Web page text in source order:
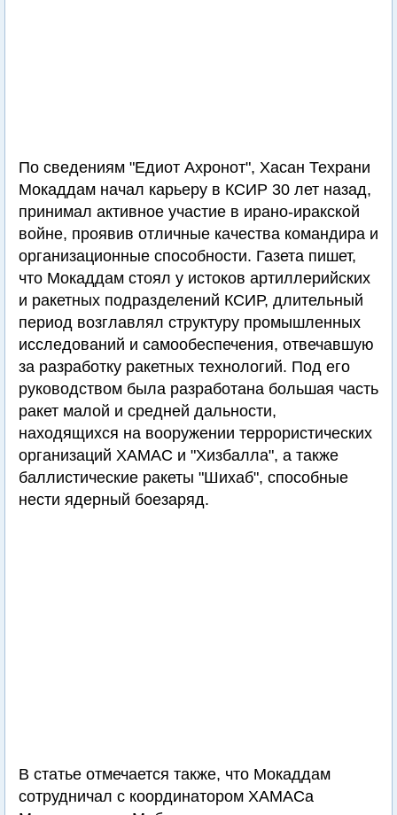
По сведениям "Едиот Ахронот", Хасан Техрани
Мокаддам начал карьеру в КСИР 30 лет назад,
принимал активное участие в ирано-иракской
войне, проявив отличные качества командира и
организационные способности. Газета пишет,
что Мокаддам стоял у истоков артиллерийских
и ракетных подразделений КСИР, длительный
период возглавлял структуру промышленных
исследований и самообеспечения, отвечавшую
за разработку ракетных технологий. Под его
руководством была разработана большая часть
ракет малой и средней дальности,
находящихся на вооружении террористических
организаций ХАМАС и "Хизбалла", а также
баллистические ракеты "Шихаб", способные
нести ядерный боезаряд.
В статье отмечается также, что Мокаддам
сотрудничал с координатором ХАМАСа